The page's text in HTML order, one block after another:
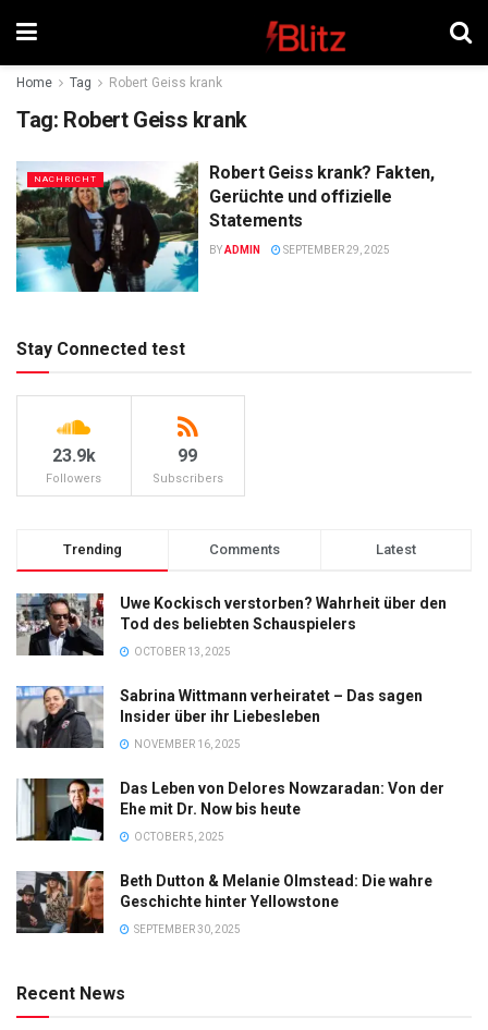
Home Tag Robert Geiss krank
Tag: Robert Geiss krank
NACHRICHT
Robert Geiss krank? Fakten,
Gerüchte und offizielle
Statements
BYADMIN SEPTEMBER 29, 2025
Stay Connected test
23.9k
Followers
99
Subscribers
Trending Comments Latest
Uwe Kockisch verstorben? Wahrheit über den
Tod des beliebten Schauspielers
OCTOBER 13, 2025
Sabrina Wittmann verheiratet – Das sagen
Insider über ihr Liebesleben
NOVEMBER 16, 2025
Das Leben von Delores Nowzaradan: Von der
Ehe mit Dr. Now bis heute
OCTOBER 5, 2025
Beth Dutton & Melanie Olmstead: Die wahre
Geschichte hinter Yellowstone
SEPTEMBER 30, 2025
Recent News